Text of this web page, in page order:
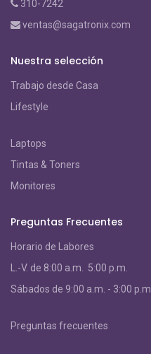
310-7242
ventas@sagatronix.com
Nuestra selección
Trabajo desde Casa
Lifestyle
Laptops
Tintas & Toners
Monitores
Preguntas Frecuentes
Horario de Labores
L.-V. de 8:00 a.m. 5:00 p.m.
Sábados de 9:00 a.m. - 3:00 p.m.
Preguntas frecuentes